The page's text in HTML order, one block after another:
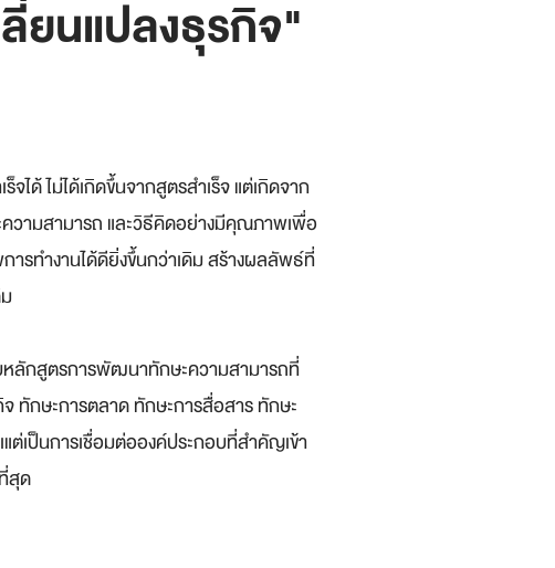
ยนแปลงธุรกิจ"
จได้ ไม่ได้เกิดขึ้นจากสูตรสำเร็จ แต่เกิดจาก
วามสามารถ และวิธีคิดอย่างมีคุณภาพเพื่อ
ารทำงานได้ดียิ่งขึ้นกว่าเดิม สร้างผลลัพธ์ที่
หลักสูตรการพัฒนาทักษะความสามารถที่
ทักษะการตลาด ทักษะการสื่อสาร ทักษะ
ต่เป็นการเชื่อมต่อองค์ประกอบที่สำคัญเข้า
สุด